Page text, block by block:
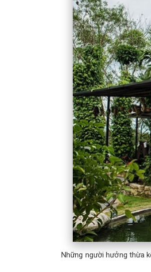
Những người hưởng thừa